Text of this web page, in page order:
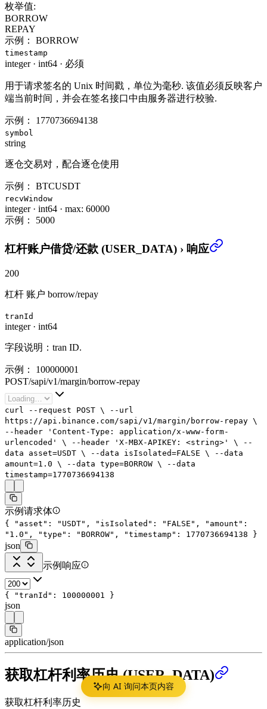
向 AI 询问本页内容
枚举值:
BORROW
REPAY
示例：
BORROW
timestamp
integer· int64 · 必须
用于请求签名的 Unix 时间戳，单位为毫秒. 该值必须反映客户
端当前时间，并会在签名接口中由服务器进行校验.
示例： 1770736694138
symbol
string
逐仓交易对，配合逐仓使用
示例： BTCUSDT
recvWindow
integer· int64 · max: 60000
示例：
5000
杠杆账户借贷/还款 (USER_DATA) › 响应
200
杠杆 账户 borrow/repay
tranId
integer· int64
字段说明：tran ID.
示例：
100000001
POST/sapi/v1/margin/borrow-repay
curl --request POST \
--url
https://api.binance.com/sapi/v1/margin/borrow-repay \
--header 'Content-Type: application/x-www-form-
urlencoded'
\ --header 'X-MBX-APIKEY: <string>' \
--
data asset=USDT \ --data isIsolated=FALSE \
--data
amount=1.0 \ --data type=BORROW \
--data
timestamp=1770736694138
示例请求体
{ "asset" : "USDT" , "isIsolated" : "FALSE" , "amount" :
"1.0" , "type" : "BORROW" , "timestamp" : 1770736694138 }
json
示例响应
{ "tranId" : 100000001 }
json
application/json
获取杠杆利率历史 (USER_DATA)
获取杠杆利率历史